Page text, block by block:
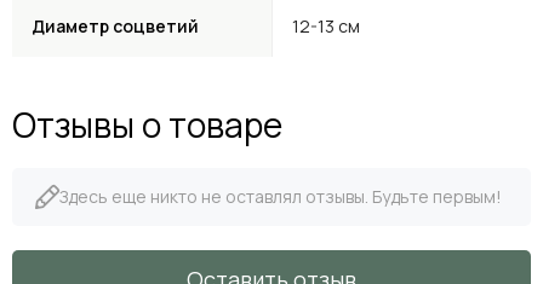
Диаметр соцветий 12-13 см
Отзывы о товаре
Здесь еще никто не оставлял отзывы. Будьте первым!